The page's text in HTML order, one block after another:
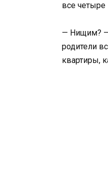
все четыре
— Нищим? —
родители
квартиры,